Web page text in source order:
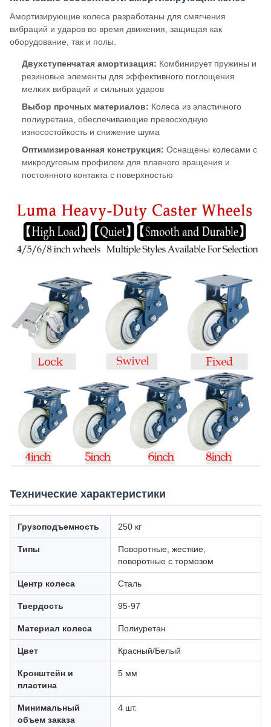
Амортизирующие колеса разработаны для смягчения
вибраций и ударов во время движения, защищая как
оборудование, так и полы.
Двухступенчатая амортизация: Комбинирует пружины и
резиновые элементы для эффективного поглощения
мелких вибраций и сильных ударов
Выбор прочных материалов: Колеса из эластичного
полиуретана, обеспечивающие превосходную
износостойкость и снижение шума
Оптимизированная конструкция: Оснащены колесами с
микродуговым профилем для плавного вращения и
постоянного контакта с поверхностью
Технические характеристики
Грузоподъемность 250 кг
Типы
Поворотные, жесткие,
поворотные с тормозом
Центр колеса Сталь
Твердость 95-97
Материал колеса Полиуретан
Цвет Красный/Белый
Кронштейн и
пластина
5 мм
Минимальный
объем заказа
4 шт.